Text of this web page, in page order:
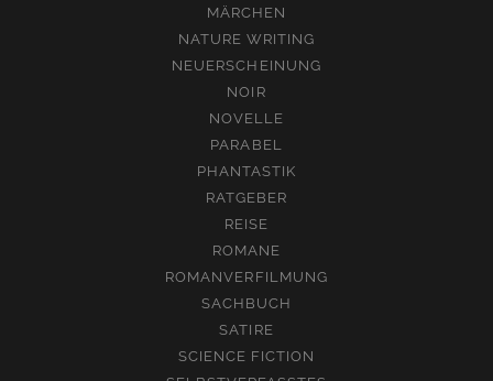
MÄRCHEN
NATURE WRITING
NEUERSCHEINUNG
NOIR
NOVELLE
PARABEL
PHANTASTIK
RATGEBER
REISE
ROMANE
ROMANVERFILMUNG
SACHBUCH
SATIRE
SCIENCE FICTION